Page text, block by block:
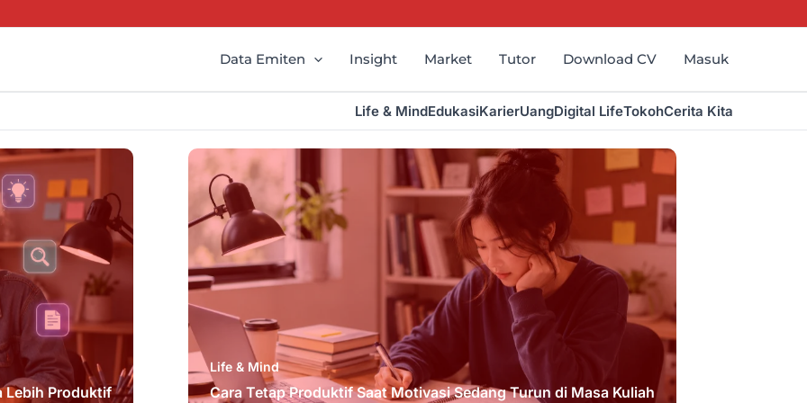
Data Emiten Insight Market Tutor Download CV Masuk
Life & MindEdukasiKarierUangDigital LifeTokohCerita Kita
Lebih Produktif
Life & Mind
Cara Tetap Produktif Saat Motivasi Sedang Turun di Masa Kuliah